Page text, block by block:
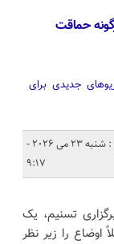
حماقت
جدیدی برای
تاریخ انتشار : شنبه 23 می 2026 -
9:17
تسنیم، یک
اوضاع را زیر نظر